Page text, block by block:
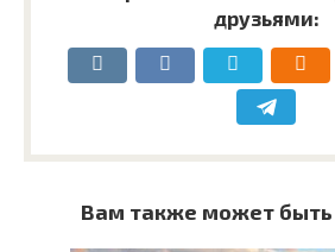
друзьями:
Вам также может быть